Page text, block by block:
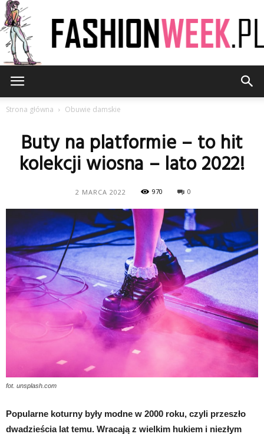
Strona główna Obuwie damskie
Buty na platformie – to hit
kolekcji wiosna – lato 2022!
2 MARCA 2022 970 0
fot. unsplash.com
Popularne koturny były modne w 2000 roku, czyli przeszło
dwadzieścia lat temu. Wracają z wielkim hukiem i niezłym